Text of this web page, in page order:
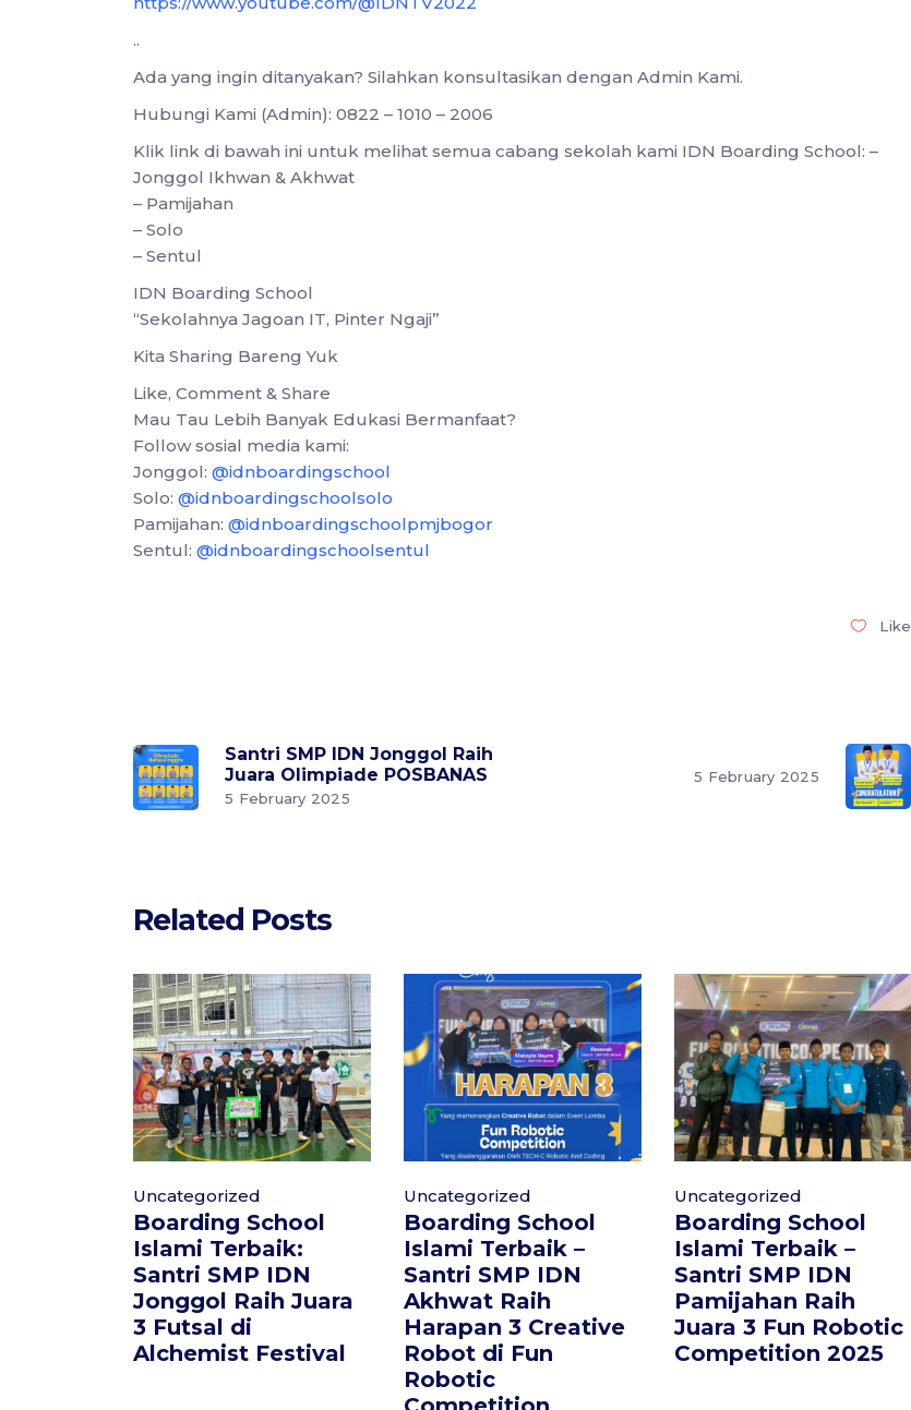
..
Ada yang ingin ditanyakan? Silahkan konsultasikan dengan Admin Kami.
Hubungi Kami (Admin): 0822 – 1010 – 2006
Klik link di bawah ini untuk melihat semua cabang sekolah kami IDN Boarding School: –
Jonggol Ikhwan & Akhwat
– Pamijahan
– Solo
– Sentul
IDN Boarding School
“Sekolahnya Jagoan IT, Pinter Ngaji”
Kita Sharing Bareng Yuk
Like, Comment & Share
Mau Tau Lebih Banyak Edukasi Bermanfaat?
Follow sosial media kami:
Jonggol: @idnboardingschool
Solo: @idnboardingschoolsolo
Pamijahan: @idnboardingschoolpmjbogor
Sentul: @idnboardingschoolsentul
Like
Santri SMP IDN Jonggol Raih
Juara Olimpiade POSBANAS
5 February 2025
5 February 2025
Related Posts
Uncategorized
Boarding School
Islami Terbaik:
Santri SMP IDN
Jonggol Raih Juara
3 Futsal di
Alchemist Festival
Uncategorized
Boarding School
Islami Terbaik –
Santri SMP IDN
Akhwat Raih
Harapan 3 Creative
Robot di Fun
Robotic
Uncategorized
Boarding School
Islami Terbaik –
Santri SMP IDN
Pamijahan Raih
Juara 3 Fun Robotic
Competition 2025